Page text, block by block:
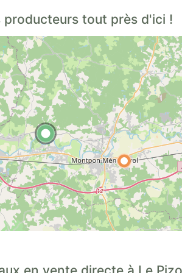
producteurs tout près d'ici !
en vente directe à Le